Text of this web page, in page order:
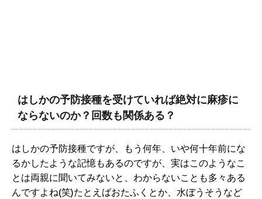
はしかの予防接種を受けていれば絶対に麻疹に
ならないのか？回数も関係ある？
はしかの予防接種ですが、もう何年、いや何十年前にな
るかしたような記憶もあるのですが、実はこのようなこ
とは両親に聞いてみないと、わからないことも多々ある
んですよね(笑)たとえばおたふくとか、水ぼうそうなど